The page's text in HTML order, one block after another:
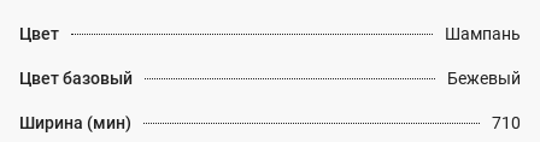
Цвет Шампань
Цвет базовый Бежевый
Ширина (мин) 710